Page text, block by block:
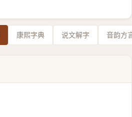
康熙字典 说文解字 音韵方